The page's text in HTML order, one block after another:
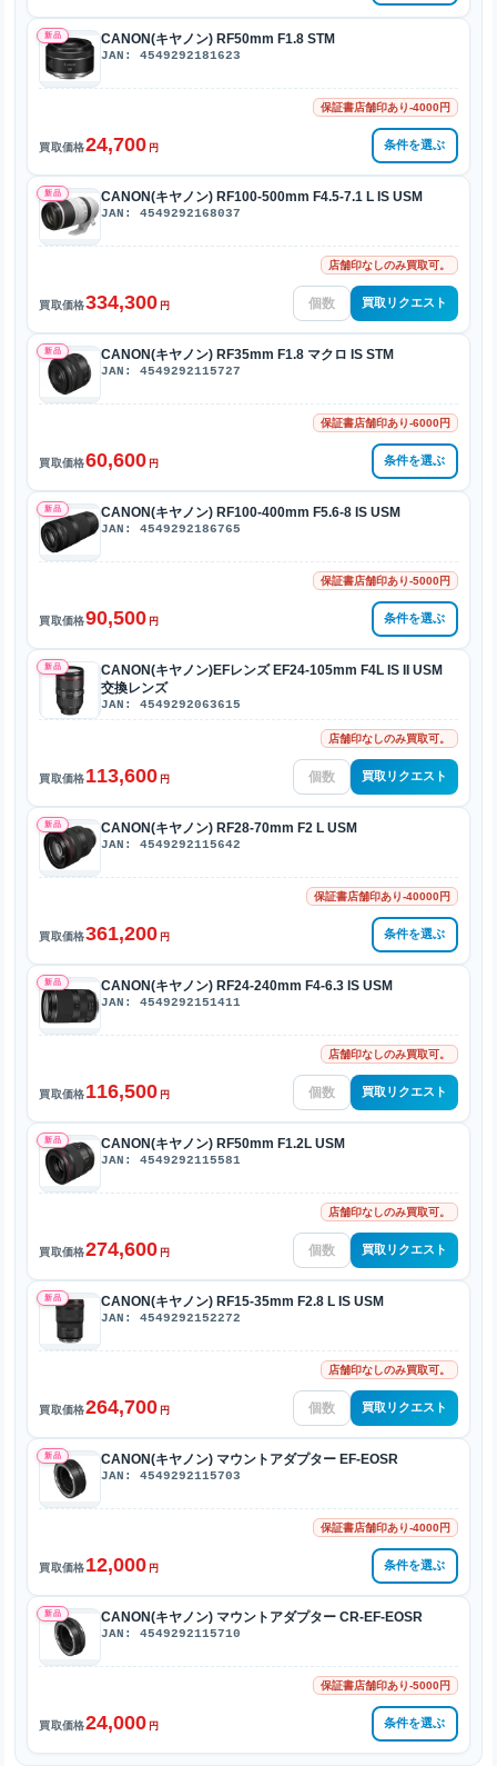
新品 CANON(キヤノン) RF50mm F1.8 STM
JAN: 4549292181623
保証書店舗印あり-4000円
買取価格24,700 円 条件を選ぶ
新品 CANON(キヤノン) RF100-500mm F4.5-7.1 L IS USM
JAN: 4549292168037
店舗印なしのみ買取可。
買取価格334,300 円 買取リクエスト
新品 CANON(キヤノン) RF35mm F1.8 マクロ IS STM
JAN: 4549292115727
保証書店舗印あり-6000円
買取価格60,600 円 条件を選ぶ
新品 CANON(キヤノン) RF100-400mm F5.6-8 IS USM
JAN: 4549292186765
保証書店舗印あり-5000円
買取価格90,500 円 条件を選ぶ
新品
CANON(キヤノン)EFレンズ EF24-105mm F4L IS II USM
交換レンズ
JAN: 4549292063615
店舗印なしのみ買取可。
買取価格113,600 円 買取リクエスト
新品 CANON(キヤノン) RF28-70mm F2 L USM
JAN: 4549292115642
保証書店舗印あり-40000円
買取価格361,200 円 条件を選ぶ
新品 CANON(キヤノン) RF24-240mm F4-6.3 IS USM
JAN: 4549292151411
店舗印なしのみ買取可。
買取価格116,500 円 買取リクエスト
新品 CANON(キヤノン) RF50mm F1.2L USM
JAN: 4549292115581
店舗印なしのみ買取可。
買取価格274,600 円 買取リクエスト
新品 CANON(キヤノン) RF15-35mm F2.8 L IS USM
JAN: 4549292152272
店舗印なしのみ買取可。
買取価格264,700 円 買取リクエスト
新品 CANON(キヤノン) マウントアダプター EF-EOSR
JAN: 4549292115703
保証書店舗印あり-4000円
買取価格12,000 円 条件を選ぶ
新品 CANON(キヤノン) マウントアダプター CR-EF-EOSR
JAN: 4549292115710
保証書店舗印あり-5000円
買取価格24,000 円 条件を選ぶ